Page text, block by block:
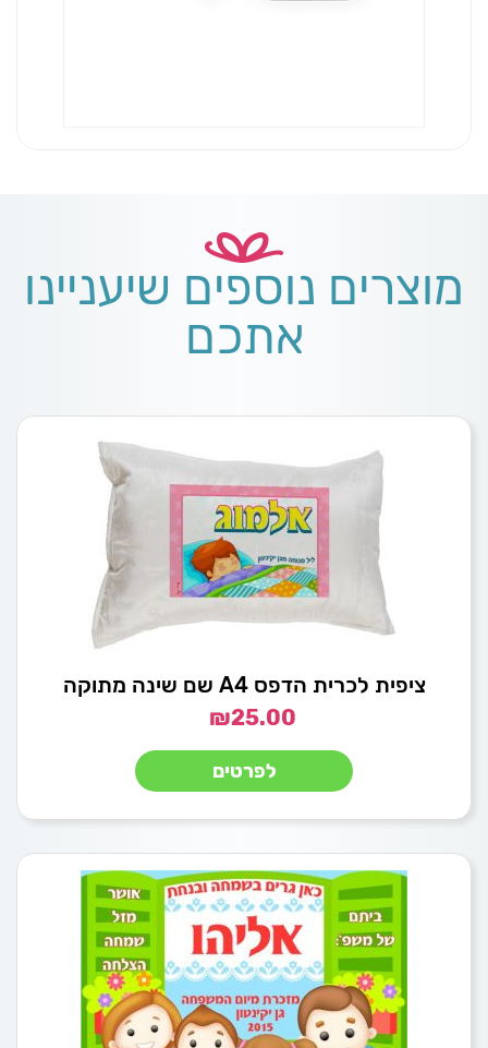
מוצרים נוספים שיעניינו
אתכם
ציפית לכרית הדפס A4 שם שינה מתוקה
₪25.00
לפרטים